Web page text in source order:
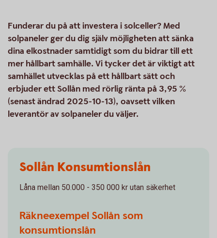
Funderar du på att investera i solceller? Med
solpaneler ger du dig själv möjligheten att sänka
dina elkostnader samtidigt som du bidrar till ett
mer hållbart samhälle. Vi tycker det är viktigt att
samhället utvecklas på ett hållbart sätt och
erbjuder ett Sollån med rörlig ränta på 3,95 %
(senast ändrad 2025-10-13), oavsett vilken
leverantör av solpaneler du väljer.
Sollån Konsumtionslån
Låna mellan 50.000 - 350 000 kr utan säkerhet
Räkneexempel Sollån som
konsumtionslån